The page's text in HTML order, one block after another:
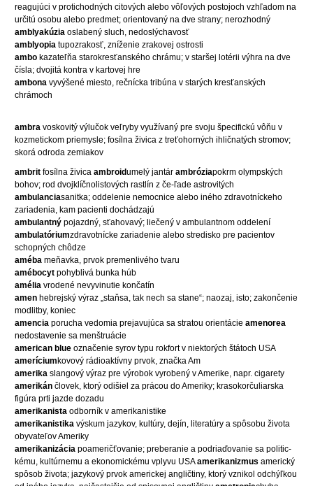
reagujúci v protichodných citových alebo vôľových postojoch vzhľadom na
určitú osobu alebo predmet; orientovaný na dve strany; nerozhodný
amblyakúzia oslabený sluch, nedoslýchavosť
amblyopia tupozrakosť, zníženie zrakovej ostrosti
ambo kazateľňa starokresťanského chrámu; v staršej lotérii výhra na dve
čísla; dvojitá kontra v kartovej hre
ambona vyvýšené miesto, rečnícka tribúna v starých kresťanských
chrámoch
ambra voskovitý výlučok veľryby využívaný pre svoju špecifickú vôňu v
kozmetickom priemysle; fosílna živica z treťohorných ihličnatých stromov;
skorá odroda zemiakov
ambrit fosílna živica ambroidumelý jantár ambróziapokrm olympských
bohov; rod dvojklíčnolistových rastlín z če-ľade astrovitých
ambulanciasanitka; oddelenie nemocnice alebo iného zdravotníckeho
zariadenia, kam pacienti dochádzajú
ambulantný pojazdný, sťahovavý; liečený v ambulantnom oddelení
ambulatóriumzdravotnícke zariadenie alebo stredisko pre pacientov
schopných chôdze
améba meňavka, prvok premenlivého tvaru
amébocyt pohyblivá bunka húb
amélia vrodené nevyvinutie končatín
amen hebrejský výraz „staňsa, tak nech sa stane“; naozaj, isto; zakončenie
modlitby, koniec
amencia porucha vedomia prejavujúca sa stratou orientácie amenorea
nedostavenie sa menštruácie
american blue označenie syrov typu rokfort v niektorých štátoch USA
ameríciumkovový rádioaktívny prvok, značka Am
amerika slangový výraz pre výrobok vyrobený v Amerike, napr. cigarety
amerikán človek, ktorý odišiel za prácou do Ameriky; krasokorčuliarska
figúra prti jazde dozadu
amerikanista odborník v amerikanistike
amerikanistika výskum jazykov, kultúry, dejín, literatúry a spôsobu života
obyvateľov Ameriky
amerikanizácia poameričťovanie; preberanie a podriaďovanie sa politic-
kému, kultúrnemu a ekonomickému vplyvu USAamerikanizmus americký
spôsob života; jazykový prvok americkej angličtiny, ktorý vznikol odchýľkou